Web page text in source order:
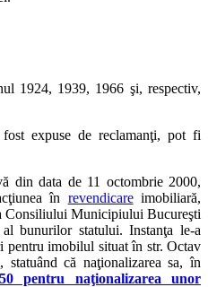
1924, 1939, 1966 şi, respectiv,
expuse de reclamanţi, pot fi
din data de 11 octombrie 2000,
în revendicareimobiliară,
Consiliului Municipiului Bucureşti
bunurilor statului. Instanţa le-a
pentru imobilul situat în str. Octav
că naţionalizarea sa, în
pentru naţionalizarea unor